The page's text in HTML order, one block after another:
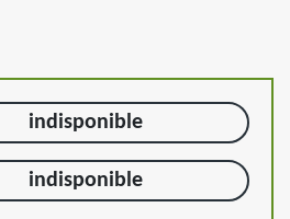
indisponible
indisponible